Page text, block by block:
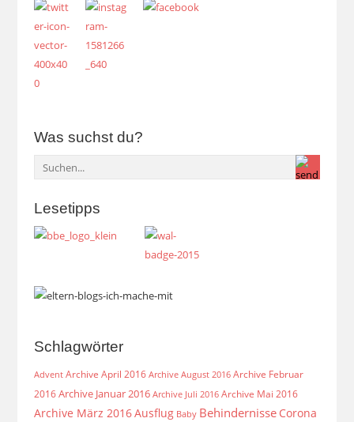
Was suchst du?
Lesetipps
Schlagwörter
Advent Archive April 2016 Archive August 2016 Archive Februar
2016 Archive Januar 2016 Archive Juli 2016 Archive Mai 2016
Archive März 2016Ausflug Baby Behindernisse Corona